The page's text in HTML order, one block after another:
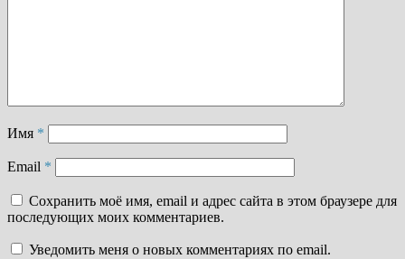
Имя *
Email *
Сохранить моё имя, email и адрес сайта в этом браузере для
последующих моих комментариев.
Уведомить меня о новых комментариях по email.